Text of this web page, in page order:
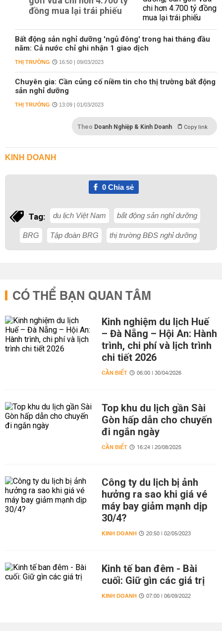
đồng mua lại trái phiếu
Bất động sản nghỉ dưỡng 'ngủ đông' trong hai tháng đầu
năm: Cả nước chỉ ghi nhận 1 giao dịch
THỊ TRƯỜNG 16:50 | 09/03/2023
Chuyên gia: Cần củng cố niềm tin cho thị trường bất động
sản nghỉ dưỡng
THỊ TRƯỜNG 13:09 | 01/03/2023
Theo Doanh Nghiệp & Kinh Doanh Copy link
KINH DOANH
0Chia sẻ
Tag: du lịch Việt Nam bất động sản nghỉ dưỡng
BRG Tập đoàn BRG thị trường BĐS nghỉ dưỡng
CÓ THỂ BẠN QUAN TÂM
Kinh nghiệm du lịch Huế
– Đà Nẵng – Hội An: Hành
trình, chi phí và lịch trình
chi tiết 2026
CẦN BIẾT 06:00 | 30/04/2026
Top khu du lịch gần Sài
Gòn hấp dẫn cho chuyến
đi ngắn ngày
CẦN BIẾT 16:24 | 20/08/2025
Công ty du lịch bị ảnh
hưởng ra sao khi giá vé
máy bay giảm mạnh dịp
30/4?
KINH DOANH 20:50 | 02/05/2023
Kinh tế ban đêm - Bài
cuối: Giữ gìn các giá trị
KINH DOANH 07:00 | 06/09/2022